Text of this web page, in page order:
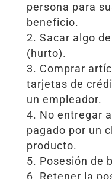
persona para
beneficio.
Sacar algo
(hurto).
Comprar
tarjetas de
un empleador.
No entregar
pagado por un
producto.
Posesión de
Retener la